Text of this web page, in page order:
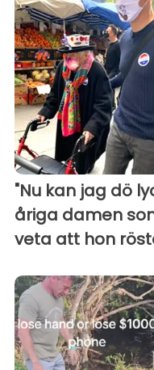
"Nu kan jag dö
åriga damen
veta att hon